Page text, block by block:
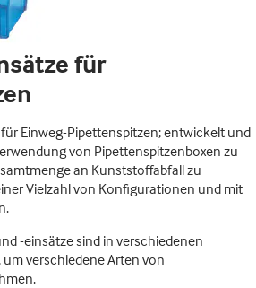
für
Einweg-Pipettenspitzen; entwickelt und
von Pipettenspitzenboxen zu
an Kunststoffabfall zu
Vielzahl von Konfigurationen und mit
-einsätze sind in verschiedenen
verschiedene Arten von